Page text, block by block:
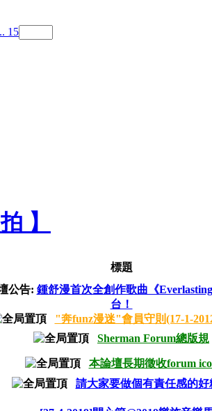
15
】
標題
公告: 鍾舒漫首次全創作歌曲《
台！
"奔funz漫迷"會員守則(17-1-
Sherman Forum總版規
本論壇長期徵收forum
請大家要做個有責任感的好